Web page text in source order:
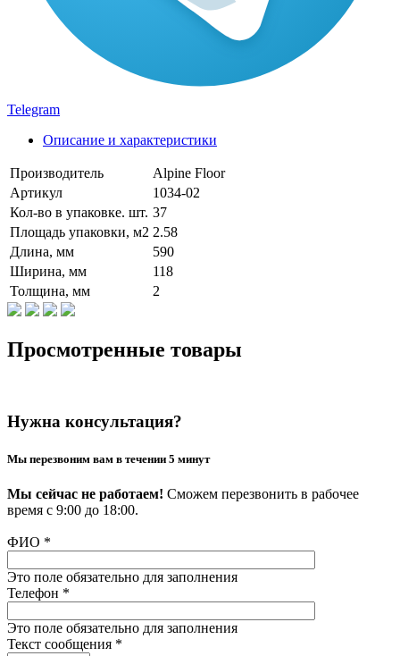
Telegram
Описание и характеристики
Производитель
Alpine Floor
Артикул
1034-02
Кол-во в упаковке. шт. 37
Площадь упаковки, м2 2.58
Длина, мм
590
Ширина, мм
118
Толщина, мм
2
Просмотренные товары
Нужна консультация?
Мы перезвоним вам в течении 5 минут
Мы сейчас не работаем! Сможем перезвонить в рабочее
время с 9:00 до 18:00.
ФИО *
Это поле обязательно для заполнения
Телефон *
Это поле обязательно для заполнения
Текст сообщения *